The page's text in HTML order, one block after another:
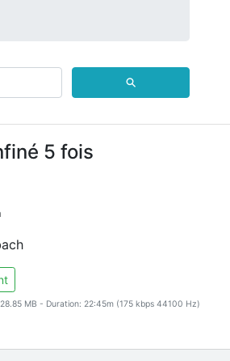
⚲
5 fois
MB - Duration: 22:45m (175 kbps 44100 Hz)